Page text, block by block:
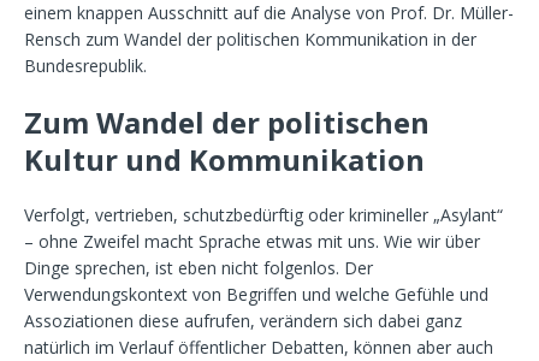
einem knappen Ausschnitt auf die Analyse von Prof. Dr. Müller-
Rensch zum Wandel der politischen Kommunikation in der
Bundesrepublik.
Zum Wandel der politischen
Kultur und Kommunikation
Verfolgt, vertrieben, schutzbedürftig oder krimineller „Asylant“
– ohne Zweifel macht Sprache etwas mit uns. Wie wir über
Dinge sprechen, ist eben nicht folgenlos. Der
Verwendungskontext von Begriffen und welche Gefühle und
Assoziationen diese aufrufen, verändern sich dabei ganz
natürlich im Verlauf öffentlicher Debatten, können aber auch